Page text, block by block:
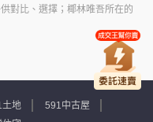
對比、選擇；椰林唯吾所在的
土地
591中古屋